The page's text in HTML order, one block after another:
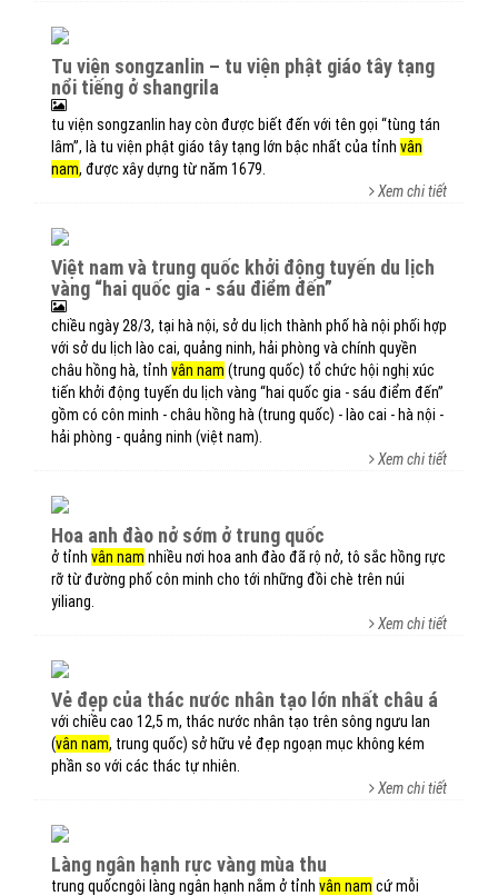
tu viện songzanlin – tu viện phật giáo tây tạng
nổi tiếng ở shangrila
tu viện songzanlin hay còn được biết đến với tên gọi “tùng tán
lâm”, là tu viện phật giáo tây tạng lớn bậc nhất của tỉnh vân
nam, được xây dựng từ năm 1679.
Xem chi tiết
việt nam và trung quốc khởi động tuyến du lịch
vàng “hai quốc gia - sáu điểm đến”
chiều ngày 28/3, tại hà nội, sở du lịch thành phố hà nội phối hợp
với sở du lịch lào cai, quảng ninh, hải phòng và chính quyền
châu hồng hà, tỉnh vân nam (trung quốc) tổ chức hội nghị xúc
tiến khởi động tuyến du lịch vàng “hai quốc gia - sáu điểm đến”
gồm có côn minh - châu hồng hà (trung quốc) - lào cai - hà nội -
hải phòng - quảng ninh (việt nam).
Xem chi tiết
hoa anh đào nở sớm ở trung quốc
ở tỉnh vân nam nhiều nơi hoa anh đào đã rộ nở, tô sắc hồng rực
rỡ từ đường phố côn minh cho tới những đồi chè trên núi
yiliang.
Xem chi tiết
vẻ đẹp của thác nước nhân tạo lớn nhất châu á
với chiều cao 12,5 m, thác nước nhân tạo trên sông ngưu lan
(vân nam, trung quốc) sở hữu vẻ đẹp ngoạn mục không kém
phần so với các thác tự nhiên.
Xem chi tiết
làng ngân hạnh rực vàng mùa thu
trung quốcngôi làng ngân hạnh nằm ở tỉnh vân nam cứ mỗi